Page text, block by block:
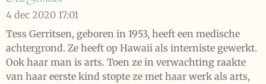
4 dec 2020 17:01
Tess Gerritsen, geboren in 1953, heeft een medische
achtergrond. Ze heeft op Hawaii als interniste gewerkt.
Ook haar man is arts. Toen ze in verwachting raakte
van haar eerste kind stopte ze met haar werk als arts,